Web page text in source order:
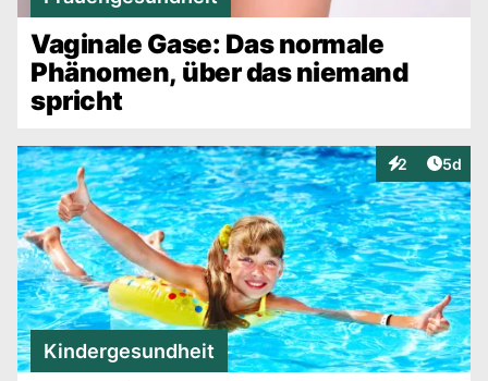
Vaginale Gase: Das normale
Phänomen, über das niemand
spricht
2
Interaktionen
5d
Kindergesundheit